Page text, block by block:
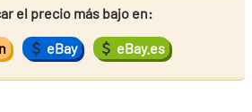
el precio más bajo en:
eBay eBay.es